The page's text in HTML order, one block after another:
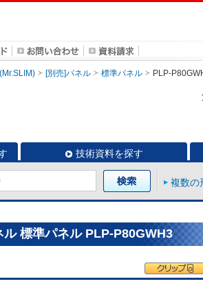
[別売]パネル 標準パネル PLP-
技術資料を探す
複数の
標準パネル PLP-P80GWH3